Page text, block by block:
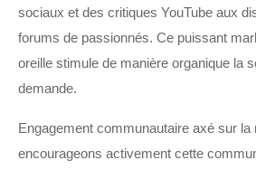
sociaux et des critiques YouTube aux
forums de passionnés. Ce puissant
oreille stimule de manière organique la
demande.
Engagement communautaire axé sur la
encourageons activement cette